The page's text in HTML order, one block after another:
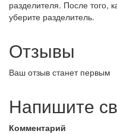
разделителя. После того,
уберите разделитель.
Отзывы
Ваш отзыв станет первым
Напишите
Комментарий